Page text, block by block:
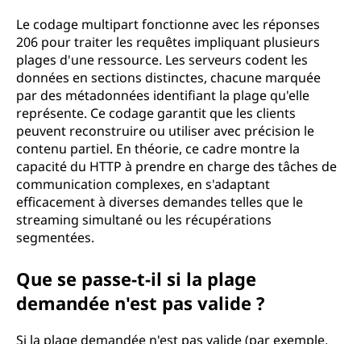
Le codage multipart fonctionne avec les réponses
206 pour traiter les requêtes impliquant plusieurs
plages d'une ressource. Les serveurs codent les
données en sections distinctes, chacune marquée
par des métadonnées identifiant la plage qu'elle
représente. Ce codage garantit que les clients
peuvent reconstruire ou utiliser avec précision le
contenu partiel. En théorie, ce cadre montre la
capacité du HTTP à prendre en charge des tâches de
communication complexes, en s'adaptant
efficacement à diverses demandes telles que le
streaming simultané ou les récupérations
segmentées.
Que se passe-t-il si la plage
demandée n'est pas valide ?
Si la plage demandée n'est pas valide (par exemple,